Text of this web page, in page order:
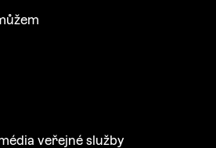
veřejné služby